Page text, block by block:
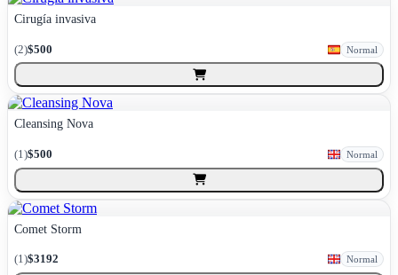
Cirugía invasiva
(2)$500 Normal
Cleansing Nova
(1)$500 Normal
Comet Storm
(1)$3192 Normal